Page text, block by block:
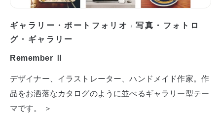
ギャラリー・ポートフォリオ /写真・フォトロ
グ・ギャラリー
Remember Ⅱ
デザイナー、イラストレーター、ハンドメイド作家。作
品をお洒落なカタログのように並べるギャラリー型テー
マです。 ＞